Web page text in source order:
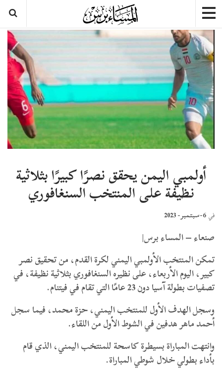
أولمبي اليمن يحقق نصرًا كبيرًا بثلاثية
نظيفة على المنتخب السنغافوري
في 6-سبتمبر- 2023
صنعاء – المساء برس|
تمكن المنتخب الأولمبي اليمني لكرة القدم، من تحقيق نصر
كبير، اليوم الأربعاء، على نظيره السنغافوري بثلاثية نظيفة، في
تصفيات بطولة آسيا دون 23 عامًا التي تقام في فيتنام.
وسجل الهدف الأول للمنتخب اليمني، حزة محمد، فيما سجل
أحمد ماهر هدفين في الشوط الأول من اللقاء.
وانتهت المباراة بسيطرة كاسحة للمنتخب اليمني، الذي قام
بأداء بطولي خلال شوطي المباراة.